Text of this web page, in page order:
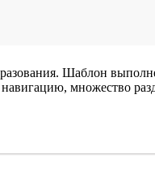
Шаблон
множество